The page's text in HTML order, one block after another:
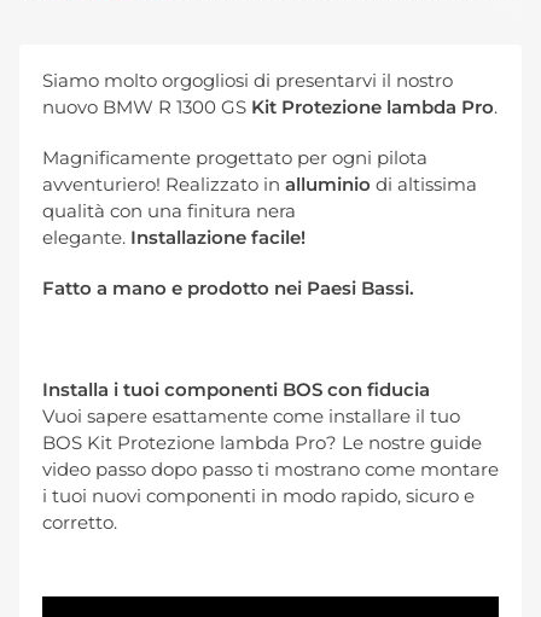
Siamo molto orgogliosi di presentarvi il nostro
nuovo BMW R 1300 GS Kit Protezione lambda Pro.
Magnificamente progettato per ogni pilota
avventuriero! Realizzato in alluminio di altissima
qualità con una finitura nera
elegante. Installazione facile!
Fatto a mano e prodotto nei Paesi Bassi.
Installa i tuoi componenti BOS con fiducia
Vuoi sapere esattamente come installare il tuo
BOS Kit Protezione lambda Pro? Le nostre guide
video passo dopo passo ti mostrano come montare
i tuoi nuovi componenti in modo rapido, sicuro e
corretto.